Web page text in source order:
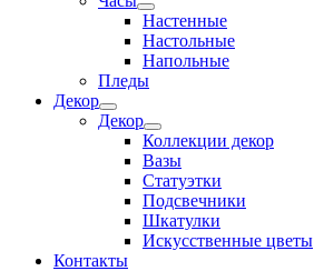
Настенные
Настольные
Напольные
Пледы
Декор
Декор
Коллекции декор
Вазы
Статуэтки
Подсвечники
Шкатулки
Искусственные цветы
Контакты